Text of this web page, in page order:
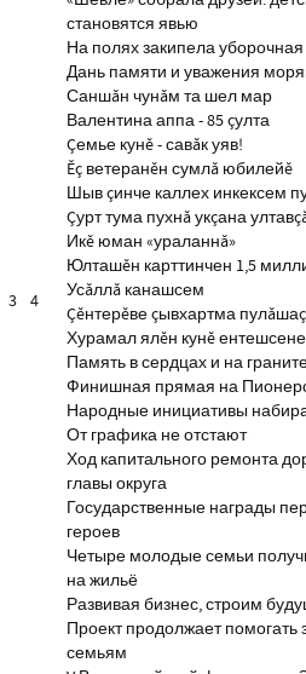
3 4
становятся явью
На полях закипела
Дань памяти и уважения
Саншăн чунăм та шел мар
Валентина аппа - 85 çулта
Çемье кунĕ - савăк уяв!
Ĕç ветеранĕн сумлă юбилейĕ
Шыв çинче каллех инкексем
Çурт тума пухнă укçана
Икĕ юман «ураланнă»
Юлташĕн карттинчен 1,5
Усăллă канашсем
Çĕнтерĕве çывхартма
Хурамал ялĕн кунĕ
Память в сердцах и на
Финишная прямая на
Народные инициативы
От графика не отстают
Ход капитального ремонта
главы округа
Государственные награды
героев
Четыре молодые семьи
на жильё
Развивая бизнес, строим
Проект продолжает помогать
семьям